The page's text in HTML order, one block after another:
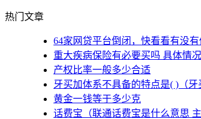
热门文章
64家网贷平台倒闭，快看看有没有
重大疾病保险有必要买吗 具体情
产权比率一般多少合适
牙买加体系不具备的特点是( )（牙
黄金一钱等于多少克
话费宝（联通话费宝是什么意思